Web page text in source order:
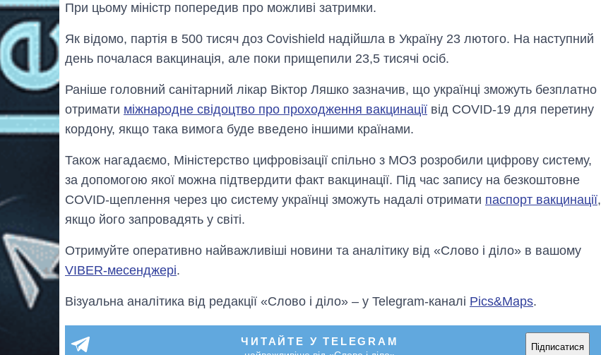
При цьому міністр попередив про можливі затримки.
Як відомо, партія в 500 тисяч доз Covishield надійшла в Україну 23 лютого. На наступний
день почалася вакцинація, але поки прищепили 23,5 тисячі осіб.
Раніше головний санітарний лікар Віктор Ляшко зазначив, що українці зможуть безплатно
отримати міжнародне свідоцтво про проходження вакцинації від COVID-19 для перетину
кордону, якщо така вимога буде введено іншими країнами.
Також нагадаємо, Міністерство цифровізації спільно з МОЗ розробили цифрову систему,
за допомогою якої можна підтвердити факт вакцинації. Під час запису на безкоштовне
COVID-щеплення через цю систему українці зможуть надалі отримати паспорт вакцинації,
якщо його запровадять у світі.
Отримуйте оперативно найважливіші новини та аналітику від «Слово і діло» в вашому
VIBER-месенджері.
Візуальна аналітика від редакції «Слово і діло» – у Telegram-каналі Pics&Maps.
ЧИТАЙТЕ У TELEGRAM Підписатися
Економіка ШІ-
заробляють
OpenAI та
Anthropic